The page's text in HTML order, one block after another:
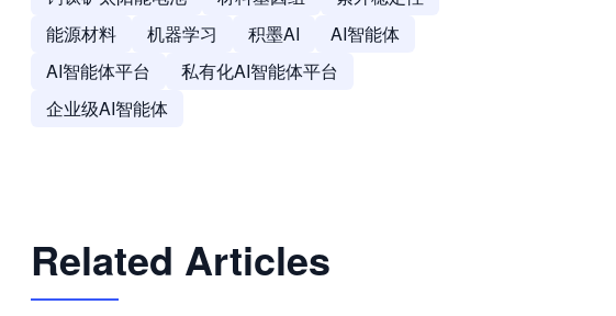
能源材料
机器学习 积墨AI
AI智能体
AI智能体平台
私有化AI智能体平台
企业级AI智能体
Related Articles